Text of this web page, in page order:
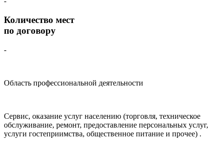
Количество мест
по договору
-
Область профессиональной деятельности
Сервис, оказание услуг населению (торговля, техническое
обслуживание, ремонт, предоставление персональных услуг,
услуги гостеприимства, общественное питание и прочее) .